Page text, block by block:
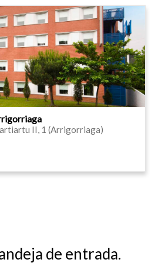
II, 1 (Arrigorriaga)
de entrada.